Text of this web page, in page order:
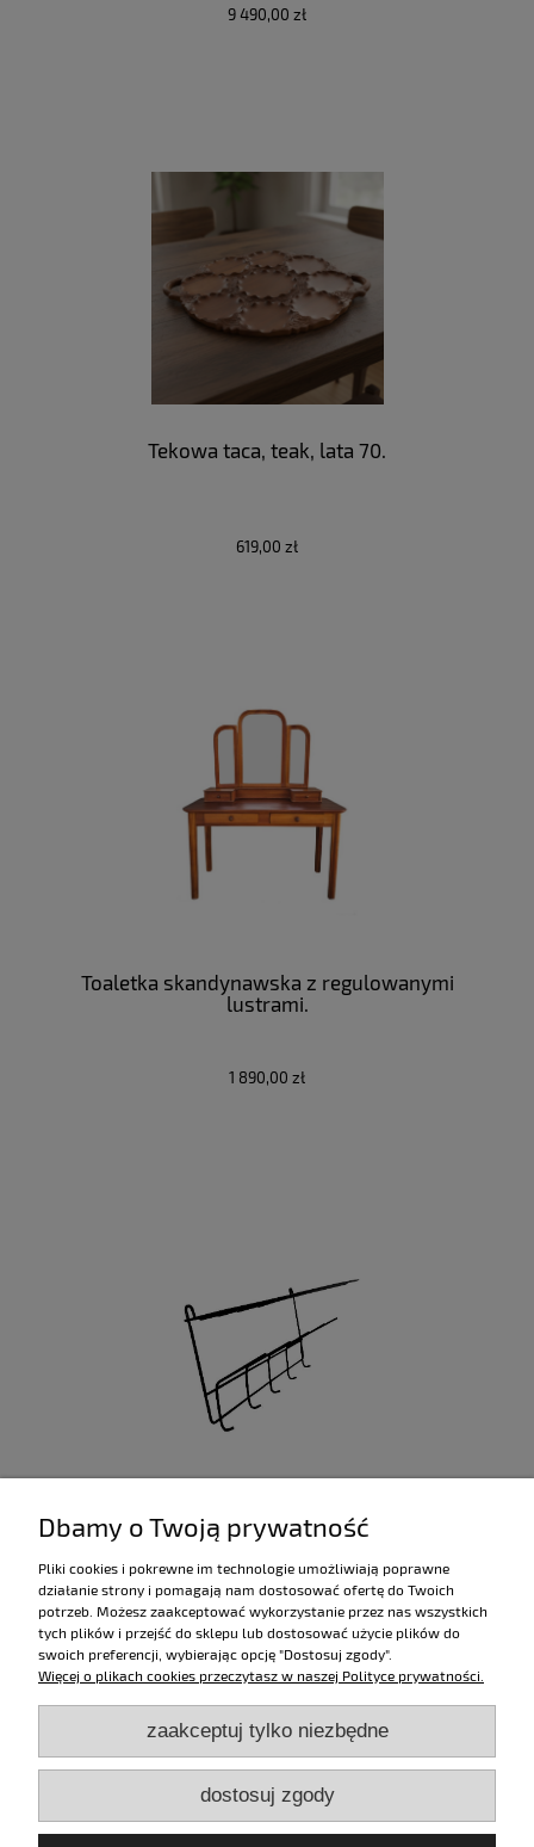
9 490,00 zł
Tekowa taca, teak, lata 70.
619,00 zł
Toaletka skandynawska z regulowanymi
lustrami.
1 890,00 zł
Wieszak ścienny, metalowy.
290,00 zł
Zakupy
Pomoc
Dbamy o Twoją prywatność
Pliki cookies i pokrewne im technologie umożliwiają poprawne
działanie strony i pomagają nam dostosować ofertę do Twoich
potrzeb. Możesz zaakceptować wykorzystanie przez nas wszystkich
tych plików i przejść do sklepu lub dostosować użycie plików do
swoich preferencji, wybierając opcję "Dostosuj zgody".
Więcej o plikach cookies przeczytasz w naszej Polityce prywatności.
zaakceptuj tylko niezbędne
dostosuj zgody